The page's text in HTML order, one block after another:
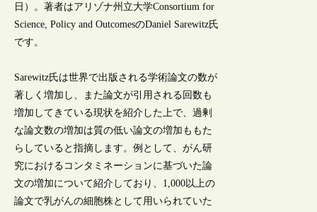
日）。著者はアリゾナ州立大学Consortium for
Science, Policy and OutcomesのDaniel Sarewitz氏
です。
Sarewitz氏は世界で出版される学術論文の数が
著しく増加し、また論文が引用される回数も
増加してきている現状を紹介した上で、過剰
な論文数の増加は質の低い論文の増加ももた
らしていると指摘します。例として、がん研
究におけるコンタミネーションに基づいた論
文の増加について紹介しており、1,000以上の
論文で乳がんの細胞株として用いられていた